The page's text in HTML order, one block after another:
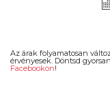
Az árak folyamatosan
érvényesek. Döntsd
Facebookon!